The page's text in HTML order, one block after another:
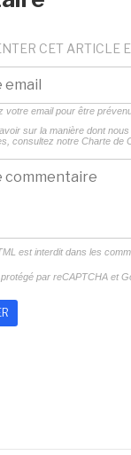
CET ARTICLE
votre email pour être
sur la manière dont
consultez notre Charte de
est interdit dans les
par reCAPTCHA et